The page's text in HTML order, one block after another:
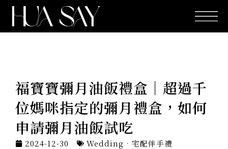
福寶寶彌月油飯禮盒｜超過千
位媽咪指定的彌月禮盒，如何
申請彌月油飯試吃
2024-12-30
Wedding · 宅配伴手禮